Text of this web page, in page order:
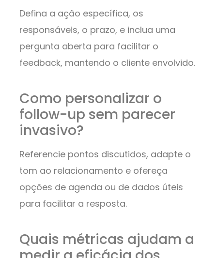
Defina a ação específica, os
responsáveis, o prazo, e inclua uma
pergunta aberta para facilitar o
feedback, mantendo o cliente envolvido.
Como personalizar o
follow-up sem parecer
invasivo?
Referencie pontos discutidos, adapte o
tom ao relacionamento e ofereça
opções de agenda ou de dados úteis
para facilitar a resposta.
Quais métricas ajudam a